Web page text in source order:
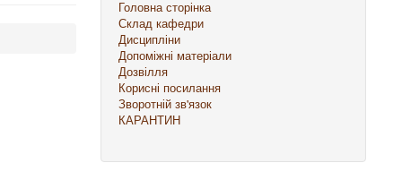
Головна сторінка
Склад кафедри
Дисципліни
Допоміжні матеріали
Дозвілля
Корисні посилання
Зворотній зв'язок
КАРАНТИН